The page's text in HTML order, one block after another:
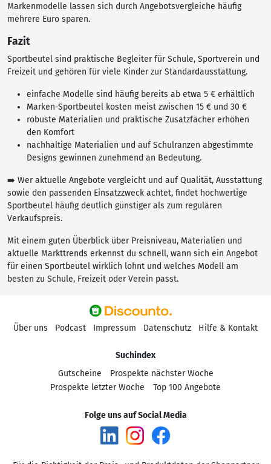
Markenmodelle lassen sich durch Angebotsvergleiche häufig
mehrere Euro sparen.
Fazit
Sportbeutel sind praktische Begleiter für Schule, Sportverein und
Freizeit und gehören für viele Kinder zur Standardausstattung.
einfache Modelle sind häufig bereits ab etwa 5 € erhältlich
Marken-Sportbeutel kosten meist zwischen 15 € und 30 €
robuste Materialien und praktische Zusatzfächer erhöhen
den Komfort
nachhaltige Materialien und auf Schulranzen abgestimmte
Designs gewinnen zunehmend an Bedeutung.
➡️ Wer aktuelle Angebote vergleicht und auf Qualität, Ausstattung
sowie den passenden Einsatzzweck achtet, findet hochwertige
Sportbeutel häufig deutlich günstiger als zum regulären
Verkaufspreis.
Mit einem guten Überblick über Preisniveau, Materialien und
aktuelle Markttrends erkennst du schnell, wann sich ein Angebot
für einen Sportbeutel wirklich lohnt und welches Modell am
besten zu Schule, Freizeit oder Verein passt.
Über uns Podcast Impressum Datenschutz Hilfe & Kontakt
Suchindex
Gutscheine
Prospekte nächster Woche
Prospekte letzter Woche
Top 100 Angebote
Folge uns auf Social Media